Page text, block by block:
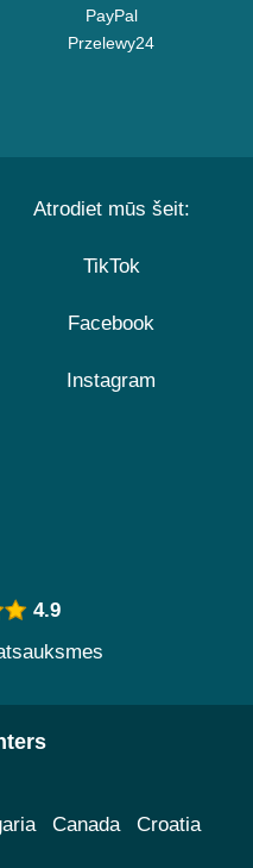
PayPal
Przelewy24
Atrodiet mūs šeit:
TikTok
Facebook
Instagram
4.9
Canada Croatia